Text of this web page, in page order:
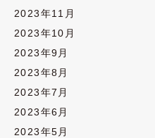
2023年11月
2023年10月
2023年9月
2023年8月
2023年7月
2023年6月
2023年5月